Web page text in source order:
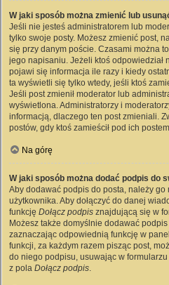
W jaki sposób można zmienić lub
Jeśli nie jesteś administratorem lub
tylko swoje posty. Możesz zmienić post,
się przy danym poście. Czasami można
jego napisaniu. Jeżeli ktoś odpowiedział
pojawi się informacja ile razy i kiedy
ta wyświetli się tylko wtedy, jeśli ktoś
Jeśli post zmienił moderator lub
wyświetlona. Administratorzy i
informacją, dlaczego ten post zmieniali.
postów, gdy ktoś zamieścił pod ich
Na górę
W jaki sposób można dodać podpis do
Aby dodawać podpis do posta, należy
użytkownika. Aby dołączyć do danej
funkcję Dołącz podpis znajdującą się w
Możesz także domyślnie dodawać
zaznaczając odpowiednią funkcję w
funkcji, za każdym razem pisząc post,
do niego podpisu, usuwając w
z pola Dołącz podpis.